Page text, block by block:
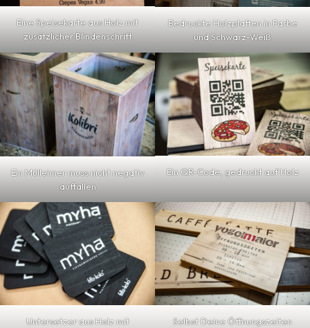
Eine Speisekarte aus Holz mit
zusätzlicher Blindenschrift
Bedruckte Holzplatten in Farbe
und Schwarz-Weiß
Ein Mülleimer muss nicht negativ
auffallen
Ein QR-Code, gedruckt auf Holz
Untersetzer aus Holz mit
Selbst Deine Öffnungszeiten